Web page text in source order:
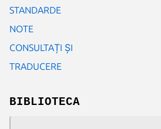
STANDARDE
NOTE
CONSULTAȚI ȘI
TRADUCERE
BIBLIOTECA